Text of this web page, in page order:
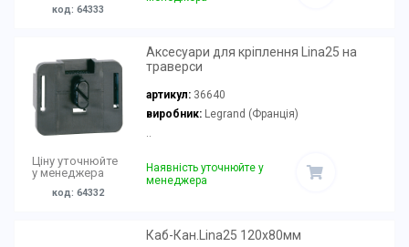
код: 64333
Ціну уточнюйте
у менеджера
код: 64332
Аксесуари для кріплення Lina25 на
траверси
артикул: 36640
виробник:Legrand (Франція)
..
Наявність уточнюйте у
менеджера
Каб-Кан.Lina25 120х80мм